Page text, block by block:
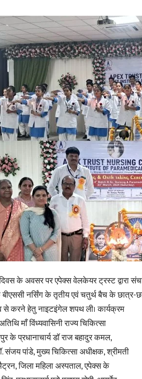
के अवसर पर एपेक्स वेलकेयर ट्रस्ट द्वारा
नर्सिंग के तृतीय एवं चतुर्थ बैच के छात्र-
से करने हेतु नाइटइंगेल शपथ ली। कार्यक्रम
माँ विंध्यवासिनी राज्य चिकित्सा
के प्रधानाचार्य डॉ राज बहादुर कमल,
संजय पांडे, मुख्य चिकित्सा अधीक्षक, श्रीमती
जिला महिला अस्पताल, एपेक्स के